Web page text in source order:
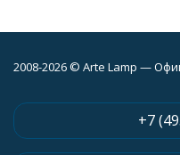
2008-2026 © Arte Lamp —
+7